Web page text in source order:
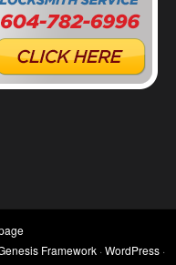
Framework·WordPress·